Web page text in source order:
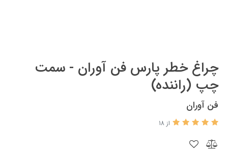
چراغ خطر پارس فن آوران - سمت
چپ (راننده)
فن آوران
از 18